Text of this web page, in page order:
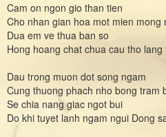
Cam on ngon gio than tien
Cho nhan gian hoa mot mien mong
Dua em ve thua ban so
Hong hoang chat chua cau tho lang
Dau trong muon dot song ngam
Cung thuong phach nho bong tram
Se chia nang giac ngot bui
Do khi tuyet lanh ngam ngui Dong